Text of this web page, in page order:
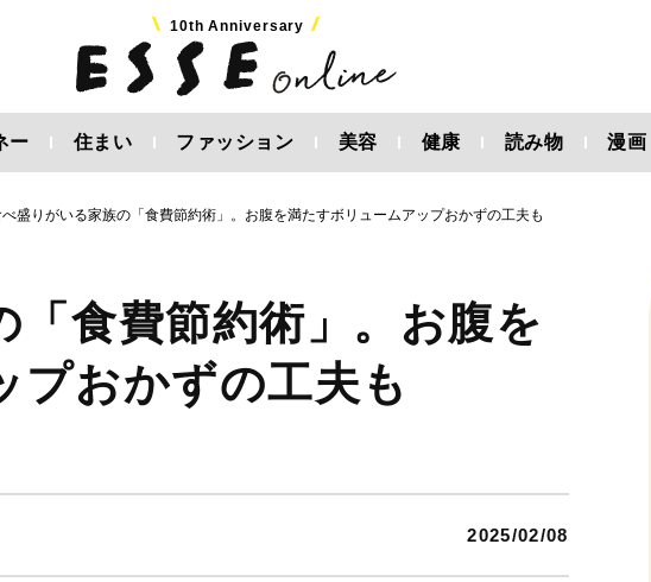
10th Anniversary
ー 住まい ファッション 美容 健康 読み物 漫画
べ盛りがいる家族の「食費節約術」。お腹を満たすボリュームアップおかずの工夫も
食費節約術」。お腹を
プおかずの工夫も
2025/02/08